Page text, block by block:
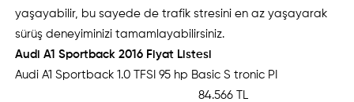
yaşayabilir, bu sayede de trafik stresini en az yaşayarak
sürüş deneyiminizi tamamlayabilirsiniz.
Audi A1 Sportback 2016 Fiyat Listesi
Audi A1 Sportback 1.0 TFSI 95 hp Basic S tronic PI
84.566 TL